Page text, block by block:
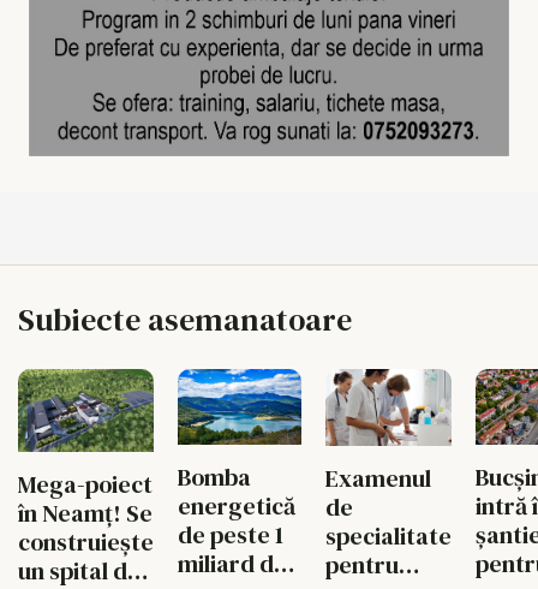
Subiecte asemanatoare
Mega-poiect
în Neamț! Se
construiește
un spital de
Bomba
energetică
de peste 1
miliard de
Examenul
de
specialitate
pentru
intră